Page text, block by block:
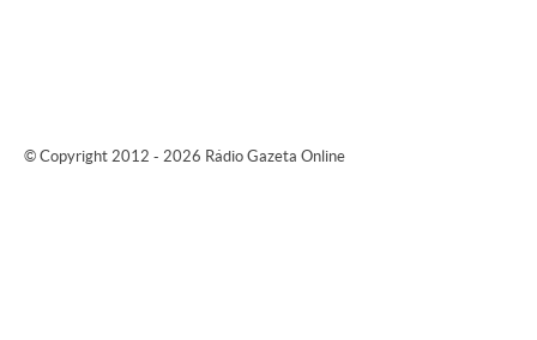
© Copyright 2012 - 2026 Rádio Gazeta Online